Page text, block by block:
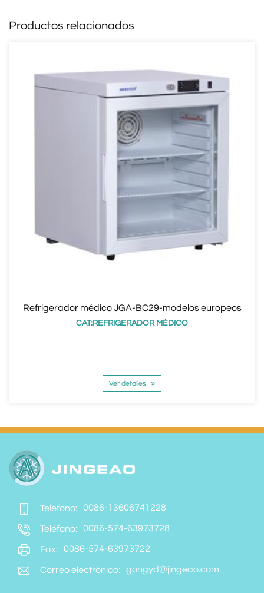
Productos relacionados
Refrigerador médico JGA-BC29-modelos europeos
CAT:REFRIGERADOR MÉDICO
Ver detalles
Teléfono: 0086-13606741228
Teléfono: 0086-574-63973728
Fax: 0086-574-63973722
Correo electrónico: gongyd@jingeao.com